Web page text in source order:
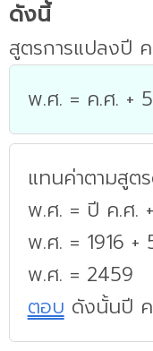
ดังนี้
สูตรการแปลงปี
พ.ศ. = ค.ศ. +
แทนค่าตามสูต
พ.ศ. = ปี ค.ศ.
พ.ศ. = 1916 +
พ.ศ. = 2459
ตอบ ดังนั้นปี